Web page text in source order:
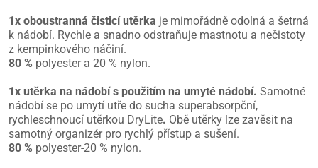
1x oboustranná čisticí utěrka je mimořádně odolná a šetrná
k nádobí. Rychle a snadno odstraňuje mastnotu a nečistoty
z kempinkového náčiní.
80 % polyester a 20 % nylon.
1x utěrka na nádobí s použitím na umyté nádobí. Samotné
nádobí se po umytí utře do sucha superabsorpční,
rychleschnoucí utěrkou DryLite. Obě utěrky lze zavěsit na
samotný organizér pro rychlý přístup a sušení.
80 % polyester-20 % nylon.